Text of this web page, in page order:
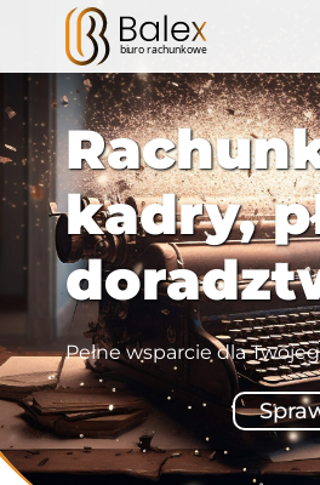
kadry,
Pełne wsparcie dla